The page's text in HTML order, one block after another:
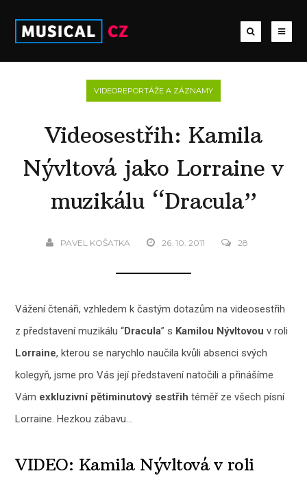
VIDEOREPORTÁŽE A ZÁZNAMY
Videosestřih: Kamila
Nývltová jako Lorraine v
muzikálu “Dracula”
PAVEL KOŠATKA 26. 10. 2011 28
Vážení čtenáři, vzhledem k častým dotazům na videosestřih
z představení muzikálu “Dracula” s Kamilou Nývltovou v roli
Lorraine, kterou se narychlo naučila kvůli absenci svých
kolegyň, jsme pro Vás její představení natočili a přinášíme
Vám exkluzivní pětiminutový sestřih téměř ze všech písní
Lorraine. Hezkou zábavu…
VIDEO: Kamila Nývltová v roli